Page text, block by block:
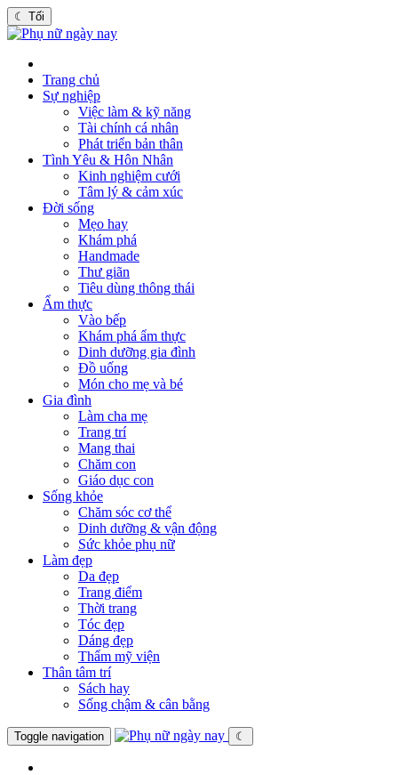
☾ Tối
Trang chủ
Sự nghiệp
Việc làm & kỹ năng
Tài chính cá nhân
Phát triển bản thân
Tình Yêu & Hôn Nhân
Kinh nghiệm cưới
Tâm lý & cảm xúc
Đời sống
Mẹo hay
Khám phá
Handmade
Thư giãn
Tiêu dùng thông thái
Ẩm thực
Vào bếp
Khám phá ẩm thực
Dinh dưỡng gia đình
Đồ uống
Món cho mẹ và bé
Gia đình
Làm cha mẹ
Trang trí
Mang thai
Chăm con
Giáo dục con
Sống khỏe
Chăm sóc cơ thể
Dinh dưỡng & vận động
Sức khỏe phụ nữ
Làm đẹp
Da đẹp
Trang điểm
Thời trang
Tóc đẹp
Dáng đẹp
Thẩm mỹ viện
Thân tâm trí
Sách hay
Sống chậm & cân bằng
Toggle navigation ☾